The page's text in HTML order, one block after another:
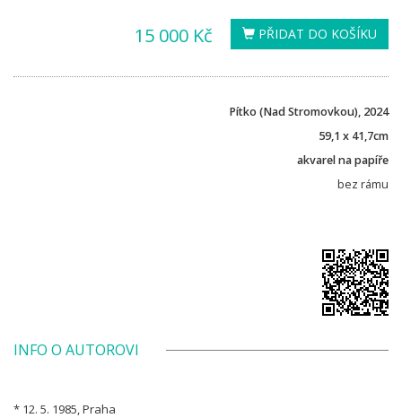
PŘIDAT DO KOŠÍKU
15 000 Kč
Pítko (Nad Stromovkou), 2024
59,1 x 41,7cm
akvarel na papíře
bez rámu
INFO O AUTOROVI
* 12. 5. 1985, Praha